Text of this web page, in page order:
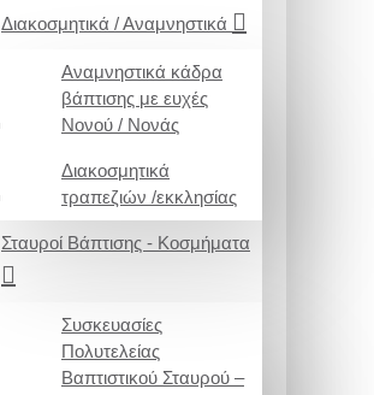
Διακοσμητικά / Αναμνηστικά
Αναμνηστικά κάδρα
βάπτισης με ευχές
Νονού / Νονάς
Διακοσμητικά
τραπεζιών /εκκλησίας
Σταυροί Βάπτισης - Κοσμήματα
Συσκευασίες
Πολυτελείας
Βαπτιστικού Σταυρού –